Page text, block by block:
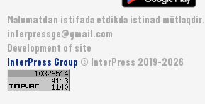
Məlumatdan istifadə etdikdə istinad mütləqdir.
interpressge@gmail.com
Development of site
InterPress Group © InterPress 2019-2026